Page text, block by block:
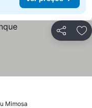
Partilhar
preços
Mimosa